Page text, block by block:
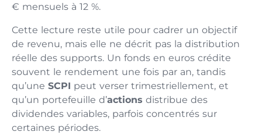
€ mensuels à 12 %.
Cette lecture reste utile pour cadrer un objectif
de revenu, mais elle ne décrit pas la distribution
réelle des supports. Un fonds en euros crédite
souvent le rendement une fois par an, tandis
qu’une SCPI peut verser trimestriellement, et
qu’un portefeuille d’actions distribue des
dividendes variables, parfois concentrés sur
certaines périodes.